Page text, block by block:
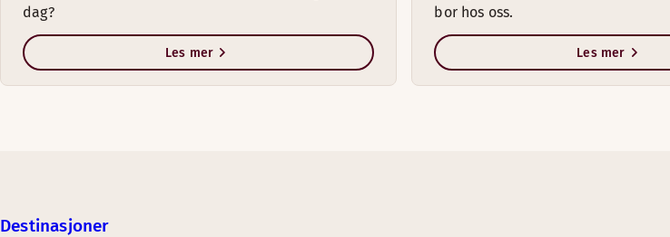
dag?
Les mer
bor hos oss.
Les mer
Destinasjoner